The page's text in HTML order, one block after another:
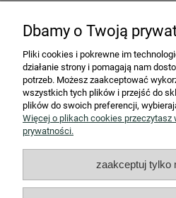
Producent odpowiedzialny -Vintro
Thorp Arch Estate Wetherby West
Kingdom,sales@vintro.co.uk
Osoba odpowiedzialna w UE -
1, 42-600 Tarnowskie Góry,
Importer -SToGlarnia Anna Franik
Góry,kontakt@vintro.pl
STREFA
Współpraca
Dbamy o Twoją
Pliki cookies i pokrewne im
działanie strony i pomagają nam
potrzeb. Możesz zaakceptować
wszystkich tych plików i przejść do
plików do swoich preferencji,
Więcej o plikach cookies przeczytasz
prywatności.
zaakceptuj tylko